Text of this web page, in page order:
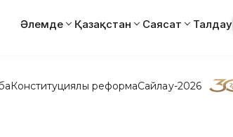
Әлемде Қазақстан Саясат Талдау
Конституциялық реформаСайлау-2026